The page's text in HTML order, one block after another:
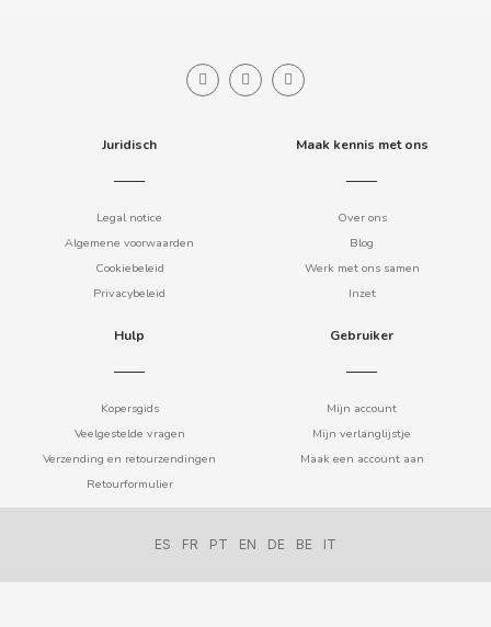
LA ESPAÑOLA
LACASITOS
LIPTON
Juridisch
Legal notice
Algemene voorwaarden
Cookiebeleid
Privacybeleid
Maak kennis met ons
Over ons
Blog
Werk met ons samen
Inzet
Hulp
Kopersgids
Veelgestelde vragen
Verzending en retourzendingen
Retourformulier
Gebruiker
Mijn account
Mijn verlanglijstje
Maak een account aan
ES FR PT EN DE BE IT